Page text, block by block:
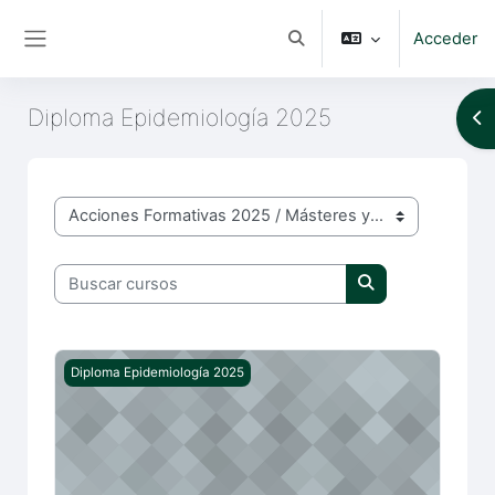
Selector de búsqueda de
Acceder
Diploma Epidemiología 2025
Categorías
Buscar cursos
Buscar cursos
28º Diploma Epidemiología - Inicio
Diploma Epidemiología 2025